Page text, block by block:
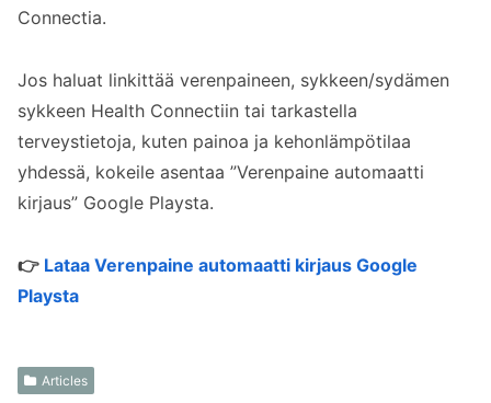
Connectia.
Jos haluat linkittää verenpaineen, sykkeen/sydämen
sykkeen Health Connectiin tai tarkastella
terveystietoja, kuten painoa ja kehonlämpötilaa
yhdessä, kokeile asentaa ”Verenpaine automaatti
kirjaus” Google Playsta.
👉 Lataa Verenpaine automaatti kirjaus Google
Playsta
Articles